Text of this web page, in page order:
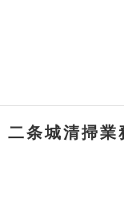
条城清掃業